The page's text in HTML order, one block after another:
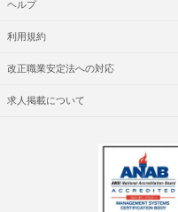
ヘルプ
利用規約
改正職業安定法への対応
求人掲載について